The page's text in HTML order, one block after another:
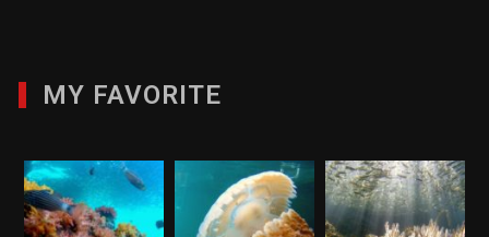
MY FAVORITE